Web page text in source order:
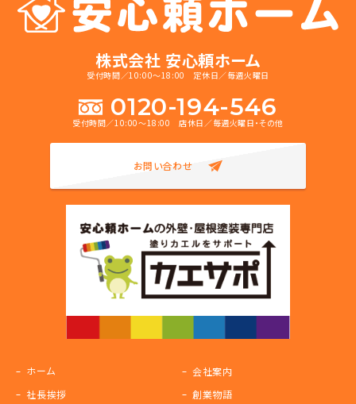
株式会社 安心頼ホーム
受付時間／10:00～18:00 定休日／毎週火曜日
0120-194-546
受付時間／10:00～18:00 店休日／毎週火曜日・その他
お問い合わせ
ホーム
会社案内
社長挨拶
創業物語